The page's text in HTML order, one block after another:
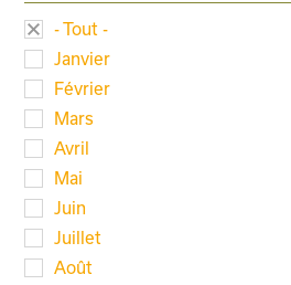
- Tout -
Janvier
Février
Mars
Avril
Mai
Juin
Juillet
Août